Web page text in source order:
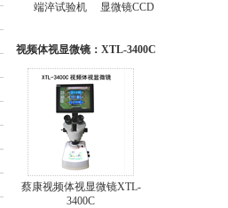
端淬试验机
显微镜CCD
视频体视显微镜：XTL-3400C
蔡康视频体视显微镜XTL-
3400C